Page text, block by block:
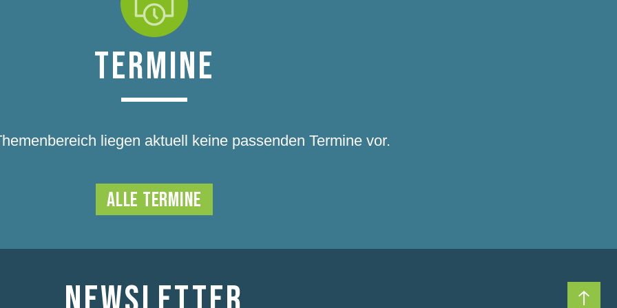
TERMINE
liegen aktuell keine passenden Termine vor.
ALLE TERMINE